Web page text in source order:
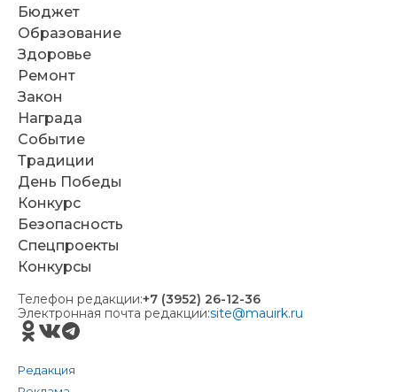
Бюджет
Образование
Здоровье
Ремонт
Закон
Награда
Событие
Традиции
День Победы
Конкурс
Безопасность
Спецпроекты
Конкурсы
Телефон редакции:+7 (3952) 26-12-36
Электронная почта редакции:site@mauirk.ru
Редакция